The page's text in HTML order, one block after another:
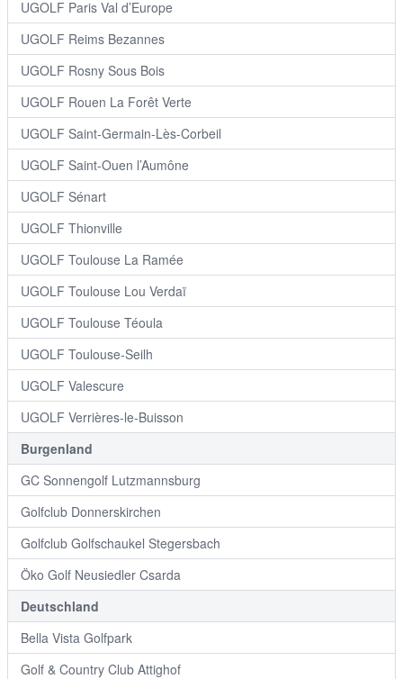
UGOLF Paris Val d’Europe
UGOLF Reims Bezannes
UGOLF Rosny Sous Bois
UGOLF Rouen La Forêt Verte
UGOLF Saint-Germain-Lès-Corbeil
UGOLF Saint-Ouen l’Aumône
UGOLF Sénart
UGOLF Thionville
UGOLF Toulouse La Ramée
UGOLF Toulouse Lou Verdaï
UGOLF Toulouse Téoula
UGOLF Toulouse-Seilh
UGOLF Valescure
UGOLF Verrières-le-Buisson
Burgenland
GC Sonnengolf Lutzmannsburg
Golfclub Donnerskirchen
Golfclub Golfschaukel Stegersbach
Öko Golf Neusiedler Csarda
Deutschland
Bella Vista Golfpark
Golf & Country Club Attighof